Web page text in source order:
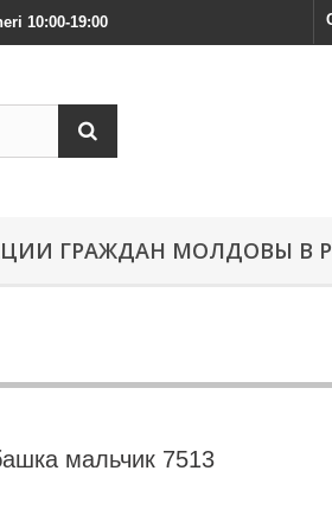
10:00-19:00
ГРАЖДАН МОЛДОВЫ В
мальчик 7513